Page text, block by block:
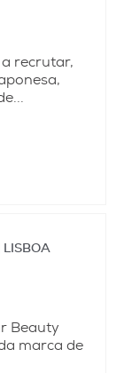
recrutar,
LISBOA
Beauty
marca de